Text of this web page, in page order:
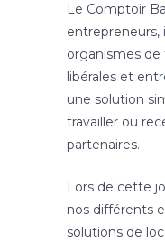
Le Comptoir
entrepreneurs,
organismes
libérales et
une solution
travailler ou
partenaires.
Lors de cette
nos différents
solutions de